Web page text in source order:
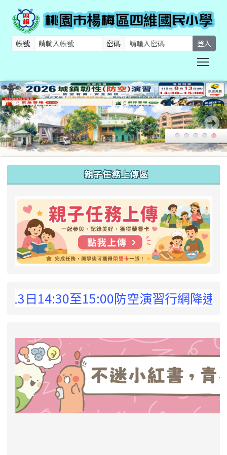
帳號 密碼 登入
親子任務上傳區
14:30至15:00防空演習行網降速演練